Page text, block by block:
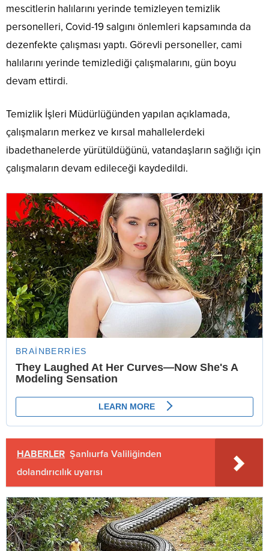
mescitlerin halılarını yerinde temizleyen temizlik
personelleri, Covid-19 salgını önlemleri kapsamında da
dezenfekte çalışması yaptı. Görevli personeller, cami
halılarını yerinde temizlediği çalışmalarını, gün boyu
devam ettirdi.
Temizlik İşleri Müdürlüğünden yapılan açıklamada,
çalışmaların merkez ve kırsal mahallelerdeki
ibadethanelerde yürütüldüğünü, vatandaşların sağlığı için
çalışmaların devam edileceği kaydedildi.
HABERLER Şanlıurfa Valiliğinden
dolandırıcılık uyarısı